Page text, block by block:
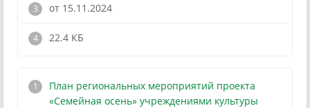
от 15.11.2024
22.4 КБ
План региональных мероприятий проекта
«Семейная осень» учреждениями культуры